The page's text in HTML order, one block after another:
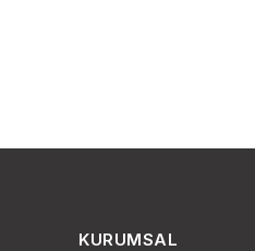
KURUMSAL